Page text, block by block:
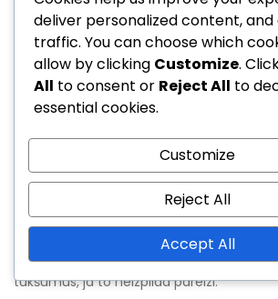
izkārtojumiem, var izcelt tās unikālās
Piemēram, kamēr 2-3-5 uzsver spēcīgu
klātbūtni, formācijas, piemēram, 4-4-2
lielāku aizsardzības stabilitāti un
var palīdzēt komandām izlemt, kura
Salīdzinošajā grafikā 2-3-5 var tikt
uzbrucējiem, kas izvietoti augstāk
kompaktākām 4-4-2 līnijām, kurās ir
bankas. Šis vizuālais attēlojums uzsver,
vārtu gūšanas iespējas, bet var atstāt
tukšumus, ja to neizpilda pareizi.
deliver personalized content, and
traffic. You can choose which
allow by clicking Customize.
All to consent or Reject All to
essential cookies.
Customize
Reject All
Accept All